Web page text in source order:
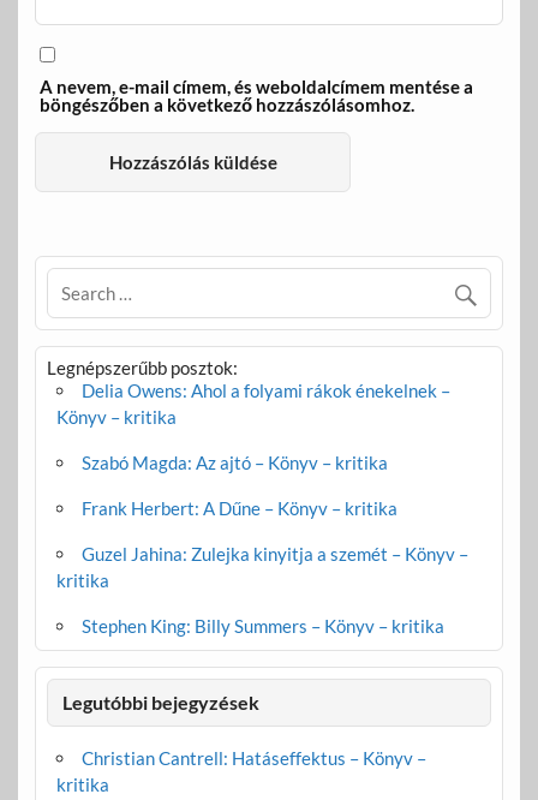
A nevem, e-mail címem, és weboldalcímem mentése a
böngészőben a következő hozzászólásomhoz.
Legnépszerűbb posztok:
Delia Owens: Ahol a folyami rákok énekelnek –
Könyv – kritika
Szabó Magda: Az ajtó – Könyv – kritika
Frank Herbert: A Dűne – Könyv – kritika
Guzel Jahina: Zulejka kinyitja a szemét – Könyv –
kritika
Stephen King: Billy Summers – Könyv – kritika
Legutóbbi bejegyzések
Christian Cantrell: Hatáseffektus – Könyv –
kritika